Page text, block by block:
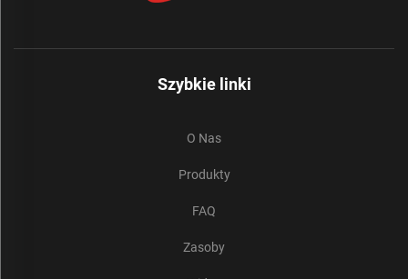
Szybkie linki
O Nas
Produkty
FAQ
Zasoby